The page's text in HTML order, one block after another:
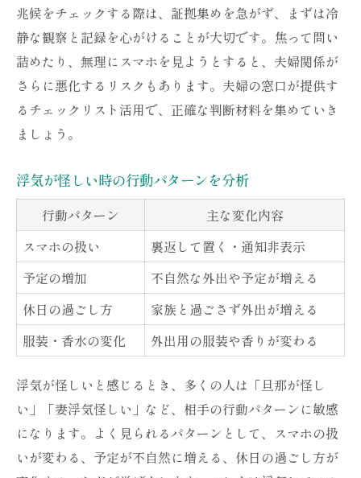
兆候をチェックする際は、証拠集めを急がず、まずは冷
静な観察と記録を心がけることが大切です。焦って問い
詰めたり、無理にスマホを見ようとすると、夫婦関係が
さらに悪化するリスクもあります。夫婦の窓口が提供す
るチェックリスト活用で、正確な判断材料を集めていき
ましょう。
浮気が怪しい時の行動パターンを分析
行動パターン
主な変化内容
スマホの扱い
裏返して置く・通知非表示
予定の増加
不自然な外出や予定が増える
休日の過ごし方
家族と過ごさず外出が増える
服装・香水の変化
外出用の服装や香りが変わる
浮気が怪しいと感じるとき、多くの人は「旦那が怪し
い」「妻浮気怪しい」など、相手の行動パターンに敏感
になります。よく見られるパターンとして、スマホの扱
いが変わる、予定が不自然に増える、休日の過ごし方が